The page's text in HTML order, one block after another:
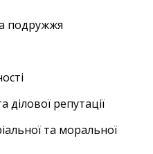
подружжя
ділової репутації
та моральної